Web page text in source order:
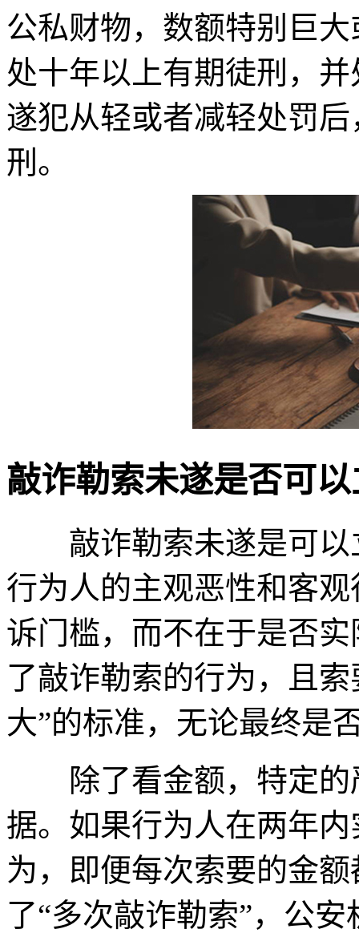
公私财物，数额特别巨
处十年以上有期徒刑，
遂犯从轻或者减轻处罚
刑。
敲诈勒索未遂是否可以
敲诈勒索未遂是可以
行为人的主观恶性和客
诉门槛，而不在于是否
了敲诈勒索的行为，且
大”的标准，无论最终是
除了看金额，特定的
据。如果行为人在两年
为，即便每次索要的金
了“多次敲诈勒索”，公